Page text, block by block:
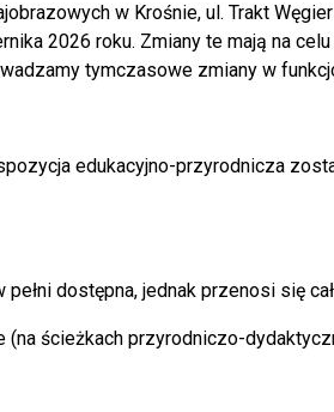
w Krośnie, ul. Trakt
2026 roku. Zmiany te mają na
tymczasowe zmiany w
edukacyjno-przyrodnicza
dostępna, jednak przenosi się
ścieżkach przyrodniczo-